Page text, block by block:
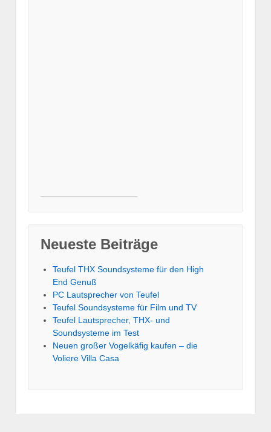
Neueste Beiträge
Teufel THX Soundsysteme für den High
End Genuß
PC Lautsprecher von Teufel
Teufel Soundsysteme für Film und TV
Teufel Lautsprecher, THX- und
Soundsysteme im Test
Neuen großer Vogelkäfig kaufen – die
Voliere Villa Casa